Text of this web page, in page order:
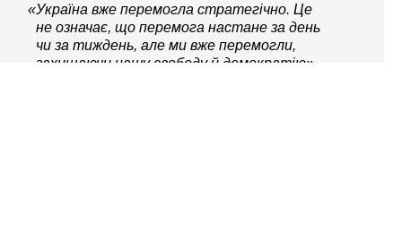
«Україна вже перемогла стратегічно. Це
не означає, що перемога настане за день
чи за тиждень, але ми вже перемогли,
захищаючи нашу свободу й демократію»